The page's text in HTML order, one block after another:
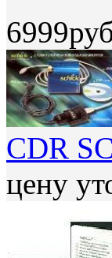
CDR
цену